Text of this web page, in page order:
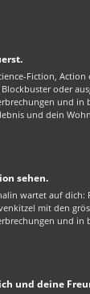
Fiction,
oder
und in
und dein
sehen.
wartet auf
mit den
und in
und deine